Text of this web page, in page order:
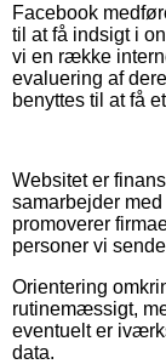
Facebook
til at få indsigt i
vi en række
evaluering af
benyttes til at få
Websitet er
samarbejder
promoverer
personer vi
Orientering
rutinemæssigt,
eventuelt er
data.